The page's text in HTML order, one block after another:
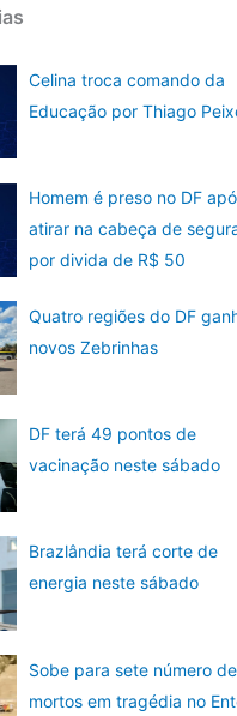
Celina troca comando da
Educação por Thiago
Homem é preso no DF
atirar na cabeça de
por divida de R$ 50
Quatro regiões do DF
novos Zebrinhas
DF terá 49 pontos de
vacinação neste sábado
Brazlândia terá corte de
energia neste sábado
Sobe para sete número de
mortos em tragédia no